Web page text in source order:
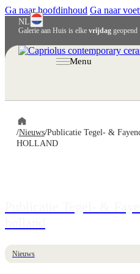
Ga naar hoofdinhoud Ga naar
Galerie aan Huis is elke vrijdaggeopend
NL
Menu
/Nieuws/Publicatie Tegel- &
HOLLAND
Nieuws